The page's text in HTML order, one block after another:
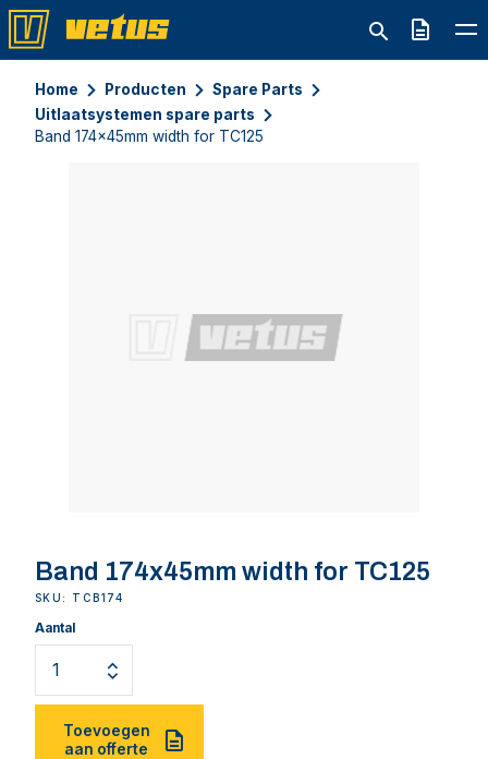
Offerte
Home Producten
Spare Parts
Uitlaatsystemen spare parts
Band 174x45mm width for TC125
Band 174x45mm width for TC125
SKU: TCB174
Aantal
Toevoegen
aan offerte